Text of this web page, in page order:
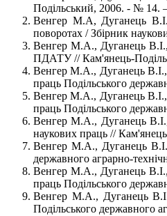
Подільський, 2006. - № 14.
Венгер М.А, Дуганець
поворотах / Збірник
Венгер М.А., Дуганець
ПДАТУ // Кам'янець-
Венгер М.А., Дуганець В.І.,
праць Подільського
Венгер М.А., Дуганець В.І.,
праць Подільського
Венгер М.А., Дуганець
наукових праць //
Венгер М.А., Дуганець
державного аграрно-
Венгер М.А., Дуганець
праць Подільського
Венгер М.А., Дуганець
Подільського державного